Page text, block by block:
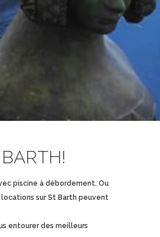
piscine à débordement. Ou
sur St Barth peuvent
entourer des meilleurs